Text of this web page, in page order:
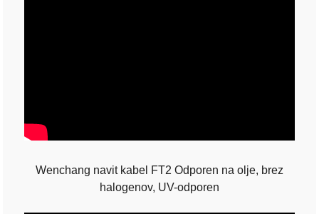
Wenchang navit kabel FT2 Odporen na olje, brez
halogenov, UV-odporen